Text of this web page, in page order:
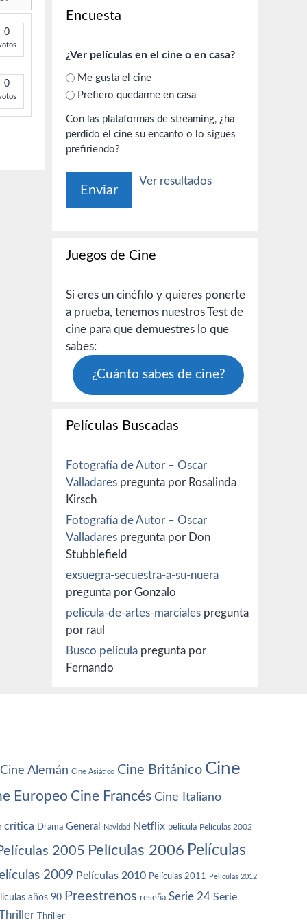
0
0
Encuesta
¿Ver películas en el cine o en casa?
Me gusta el cine
Prefiero quedarme en casa
Con las plataformas de streaming, ¿ha
perdido el cine su encanto o lo sigues
prefiriendo?
Ver resultados
Juegos de Cine
Si eres un cinéfilo y quieres ponerte
a prueba, tenemos nuestros Test de
cine para que demuestres lo que
sabes:
¿Cuánto sabes de cine?
Películas Buscadas
Fotografía de Autor – Oscar
Valladares pregunta por Rosalinda
Kirsch
Fotografía de Autor – Oscar
Valladares pregunta por Don
Stubblefield
exsuegra-secuestra-a-su-nuera
pregunta por Gonzalo
pelicula-de-artes-marciales pregunta
por raul
Busco película pregunta por
Fernando
Cine Alemán Cine Asiático Cine Británico Cine
Europeo Cine Francés Cine Italiano
crítica Drama General Navidad Netflix película Películas 2002
2005 Películas 2006 Películas
2009 Películas 2010 Películas 2011 Películas 2012
años 90 Preestrenos reseña Serie 24 Serie
Thriller